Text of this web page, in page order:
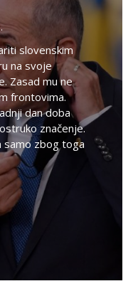
slovenskim
na svoje
Zasad mu ne
frontovima.
dan doba
značenje.
samo zbog toga